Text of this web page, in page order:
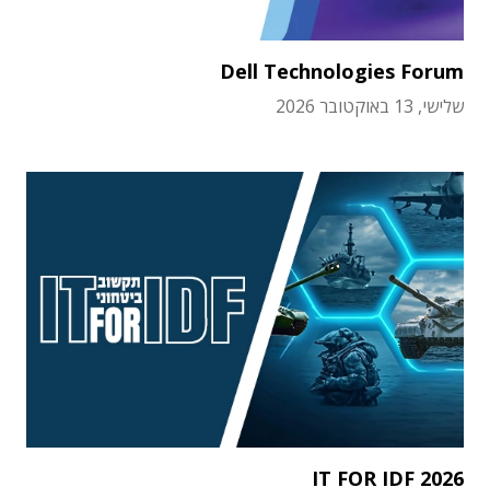
Dell Technologies Forum
שלישי, 13 באוקטובר 2026
IT FOR IDF 2026